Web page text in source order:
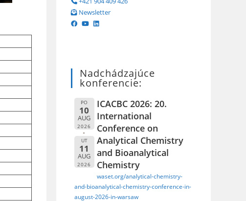
Newsletter
Nadchádzajúce
konferencie:
PO
10
AUG
2026
UT
11
AUG
2026
ICACBC 2026: 20.
International
Conference on
Analytical Chemistry
and Bioanalytical
Chemistry
waset.org/analytical-chemistry-
and-bioanalytical-chemistry-conference-in-
august-2026-in-warsaw